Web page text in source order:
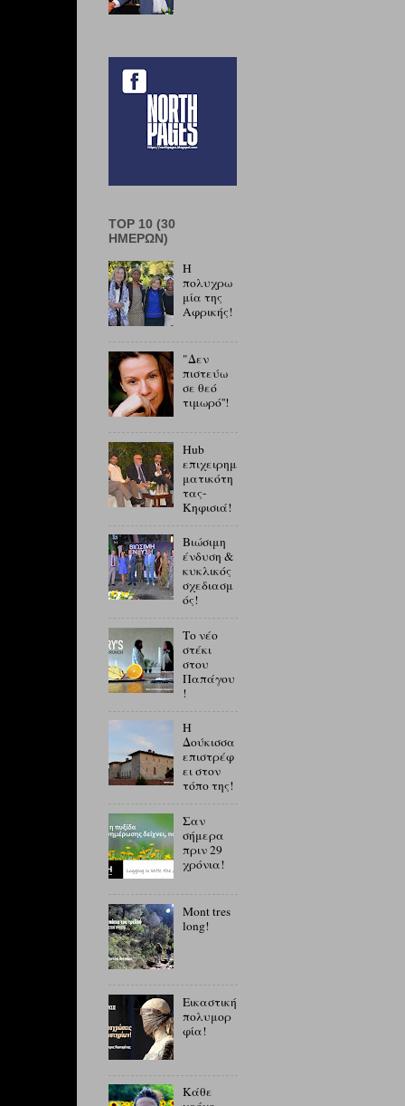
TOP 10 (30
ΗΜΕΡΏΝ)
Η
πολυχρω
μία της
Αφρικής!
"Δεν
πιστεύω
σε θεό
τιμωρό''!
Hub
επιχειρημ
ματικότη
τας-
Κηφισιά!
Βιώσιμη
ένδυση &
κυκλικός
σχεδιασμ
ός!
Το νέο
στέκι
στου
Παπάγου
!
Η
Δούκισσα
επιστρέφ
ει στον
τόπο της!
Σαν
σήμερα
πριν 29
χρόνια!
Mont tres
long!
Εικαστική
πολυμορ
φία!
Κάθε